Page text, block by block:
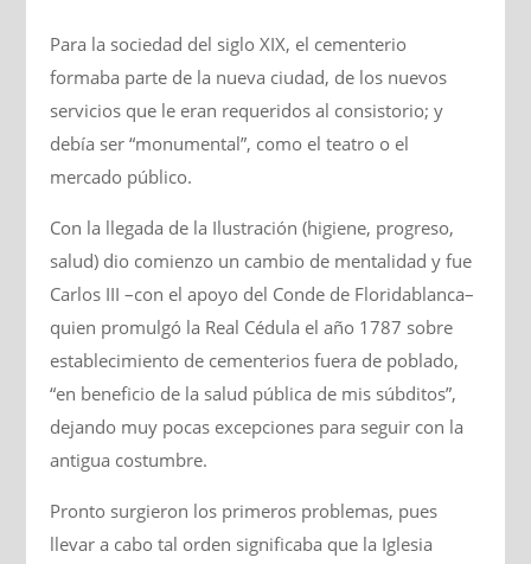
Para la sociedad del siglo XIX, el cementerio
formaba parte de la nueva ciudad, de los nuevos
servicios que le eran requeridos al consistorio; y
debía ser “monumental”, como el teatro o el
mercado público.
Con la llegada de la Ilustración (higiene, progreso,
salud) dio comienzo un cambio de mentalidad y fue
Carlos III –con el apoyo del Conde de Floridablanca–
quien promulgó la Real Cédula el año 1787 sobre
establecimiento de cementerios fuera de poblado,
“en beneficio de la salud pública de mis súbditos”,
dejando muy pocas excepciones para seguir con la
antigua costumbre.
Pronto surgieron los primeros problemas, pues
llevar a cabo tal orden significaba que la Iglesia